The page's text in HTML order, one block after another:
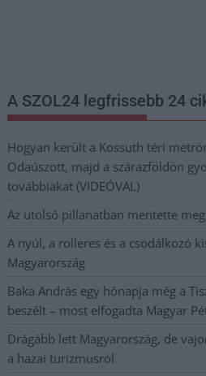
A SZOL24 legfrissebb 24
Hogyan került a Kossuth téri
Odaúszott, majd a szárazföldön
továbbiakat (VIDEÓVAL)
Az utolsó pillanatban mentette
A nyúl, a rolleres és a csodálkozó
Magyarország
Baka András egy hónapja még a
beszélt – most elfogadta Magyar
Drágább lett Magyarország, de
a hazai turizmusról